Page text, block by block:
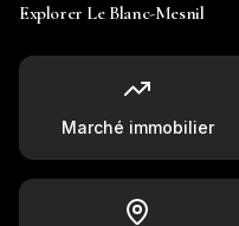
Explorer Le Blanc-Mesnil
Marché immobilier